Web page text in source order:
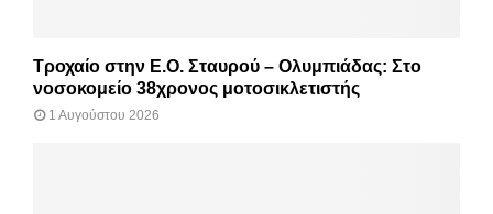
Τροχαίο στην Ε.Ο. Σταυρού – Ολυμπιάδας: Στο
νοσοκομείο 38χρονος μοτοσικλετιστής
1 Αυγούστου 2026